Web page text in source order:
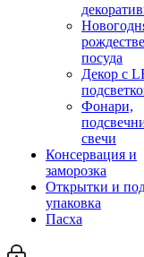
посуда
Декор с
Фонари,
свечи
Консервация и
заморозка
Открытки и
упаковка
Пасха